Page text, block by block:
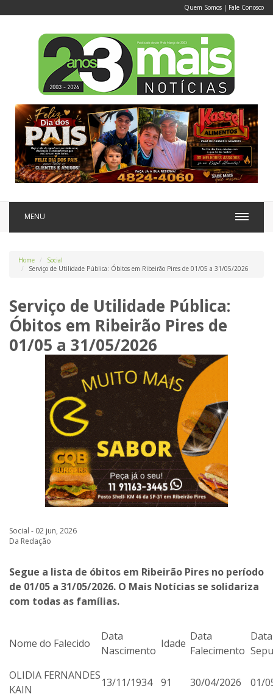
Quem Somos | Fale Conosco
MENU
Home
Social
Serviço de Utilidade Pública: Óbitos em Ribeirão Pires de 01/05 a 31/05/2026
Serviço de Utilidade Pública:
Óbitos em Ribeirão Pires de
01/05 a 31/05/2026
Social - 02 jun, 2026
Da Redação
Segue a lista de óbitos em Ribeirão Pires no período
de 01/05 a 31/05/2026. O Mais Notícias se solidariza
com todas as famílias.
Nome do Falecido
Data
Nascimento
Idade
Data
Falecimento
OLIDIA FERNANDES
KAIN
13/11/1934 91 30/04/2026 01/